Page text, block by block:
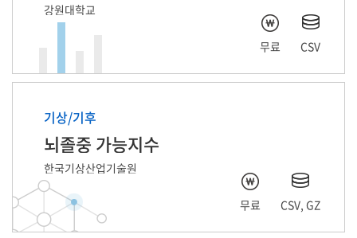
강원대학교
무료 CSV
기상/기후
뇌졸중 가능지수
한국기상산업기술원
무료 CSV, GZ